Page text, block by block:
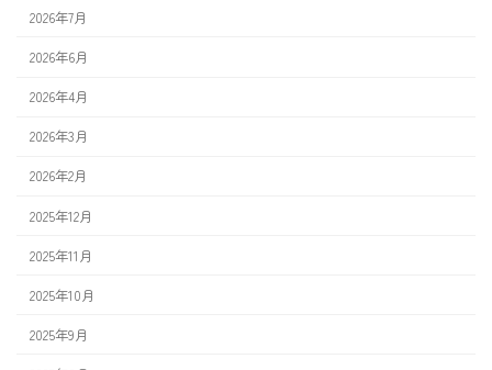
2026年7月
2026年6月
2026年4月
2026年3月
2026年2月
2025年12月
2025年11月
2025年10月
2025年9月